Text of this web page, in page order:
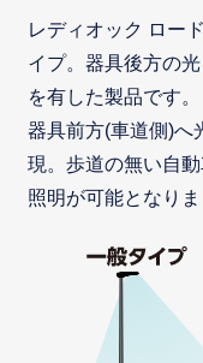
レディオック ロー
イプ。器具後方の
を有した製品です。
器具前方(車道側)へ
現。歩道の無い自
照明が可能となりま